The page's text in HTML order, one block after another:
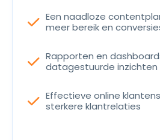
Een naadloze
meer bereik en
check
Rapporten en
datagestuurde inzichten
check
Effectieve online
sterkere klantrelaties
check